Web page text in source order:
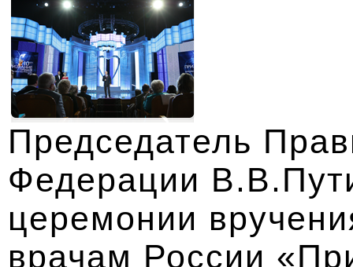
Председатель
Федерации
церемонии
врачам России